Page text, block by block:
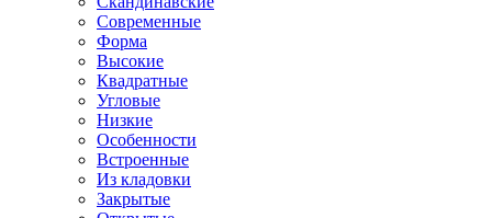
Современные
Форма
Высокие
Квадратные
Угловые
Низкие
Особенности
Встроенные
Из кладовки
Закрытые